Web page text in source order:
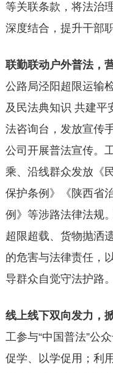
等关联条款，将法治
深度结合，提升干部
联勤联动户外普法，
公路局泾阳超限运输
及民法典知识 共建平
法咨询台，发放宣传
公司开展普法宣传。
乘、沿线群众发放《
保护条例》《陕西省
例》等涉路法律法规
超限超载、货物抛洒
的危害与法律责任，
导群众自觉守法护路。
线上线下双向发力，
工参与“中国普法”公
促学、以学促用；利